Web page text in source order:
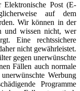
Elektronische Post (E-
auf dem
Wir können in der
und wissen nicht, wer
Eine rechtssichere
nicht gewährleistet.
gegen unerwünschte
Fällen auch normale
Werbung
Programme